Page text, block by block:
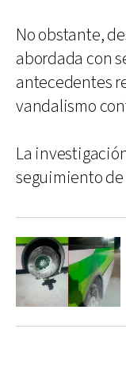
No obstante,
abordada con
antecedentes
vandalismo
La
seguimiento